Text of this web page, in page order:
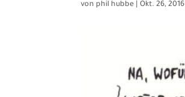
von phil hubbe |Okt. 26, 2016